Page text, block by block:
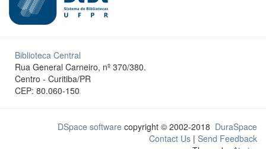
Biblioteca Central
Rua General Carneiro, nº 370/380.
Centro - Curitiba/PR
CEP: 80.060-150
DSpace software copyright © 2002-2018 DuraSpace
Contact Us | Send Feedback